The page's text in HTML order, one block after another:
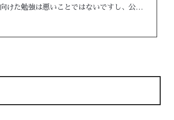
けた勉強は悪いことではないですし、公式